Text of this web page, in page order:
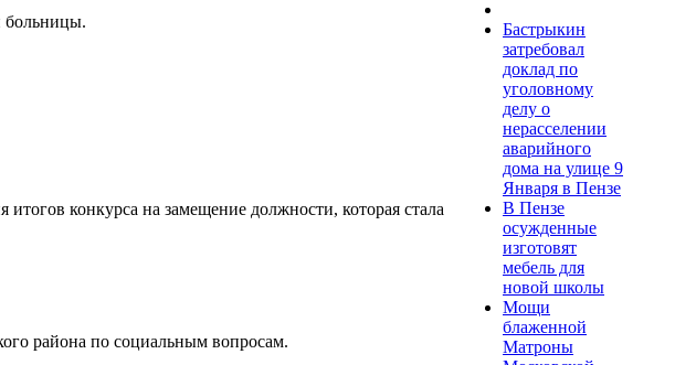
больницы.
конкурса на замещение должности, которая стала
района по социальным вопросам.
Бастрыкин
затребовал
доклад по
уголовному
делу о
нерасселении
аварийного
дома на улице 9
Января в Пензе
В Пензе
осужденные
изготовят
мебель для
новой школы
Мощи
блаженной
Матроны